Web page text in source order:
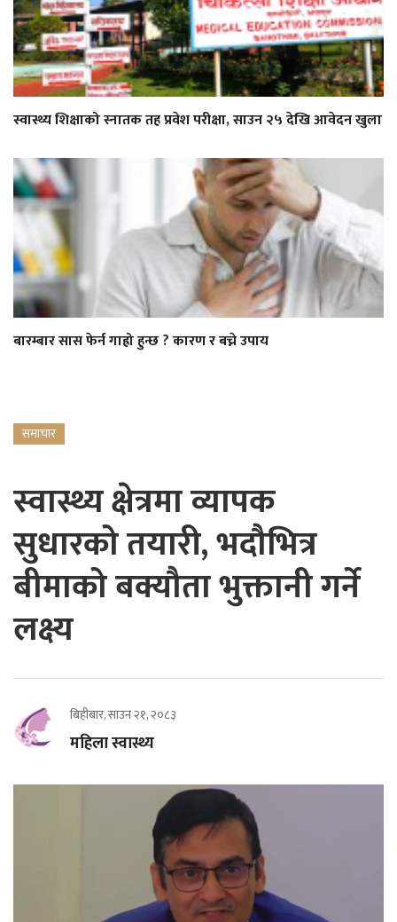
स्वास्थ्य शिक्षाको स्नातक तह प्रवेश परीक्षा, साउन २५ देखि आवेदन खुला
बारम्बार सास फेर्न गाह्रो हुन्छ ? कारण र बच्ने उपाय
समाचार
स्वास्थ्य क्षेत्रमा व्यापक
सुधारको तयारी, भदौभित्र
बीमाको बक्यौता भुक्तानी गर्ने
लक्ष्य
बिहीबार, साउन २१, २०८३
महिला स्वास्थ्य